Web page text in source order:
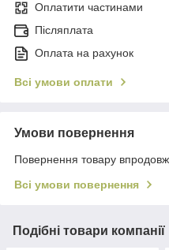
Оплатити частинами
Післяплата
Оплата на рахунок
Всі умови оплати
Умови повернення
Повернення товару
Всі умови повернення
Подібні товари компанії